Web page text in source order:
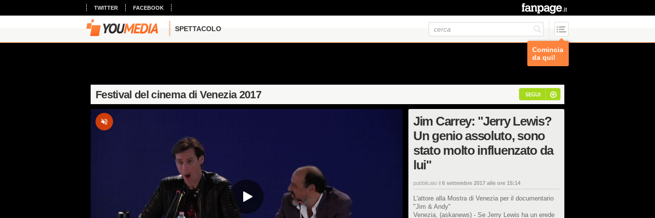
TWITTER FACEBOOK
SPETTACOLO
Comincia
da qui!
Festival del cinema di Venezia 2017 SEGUI
Jim Carrey: "Jerry Lewis?
Un genio assoluto, sono
stato molto influenzato da
lui"
pubblicato il 6 settembre 2017 alle ore 15:14
L'attore alla Mostra di Venezia per il documentario
"Jim & Andy"
Venezia, (askanews) - Se Jerry Lewis ha un erede